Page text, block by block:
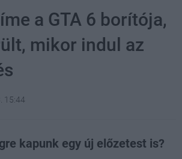
a GTA 6 borítója,
mikor indul az
15:44
kapunk egy új előzetest is?